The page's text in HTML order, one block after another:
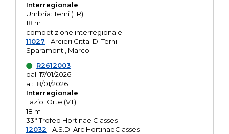
Interregionale
Umbria: Terni (TR)
18 m
competizione interregionale
11027 - Arcieri Citta' Di Terni
Sparamonti, Marco
R2612003
dal: 17/01/2026
al: 18/01/2026
Interregionale
Lazio: Orte (VT)
18 m
33° Trofeo Hortinae Classes
12032 - A.S.D. Arc.HortinaeClasses